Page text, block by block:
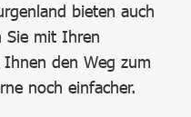
bieten auch
Sie mit Ihren
den Weg zum
noch einfacher.